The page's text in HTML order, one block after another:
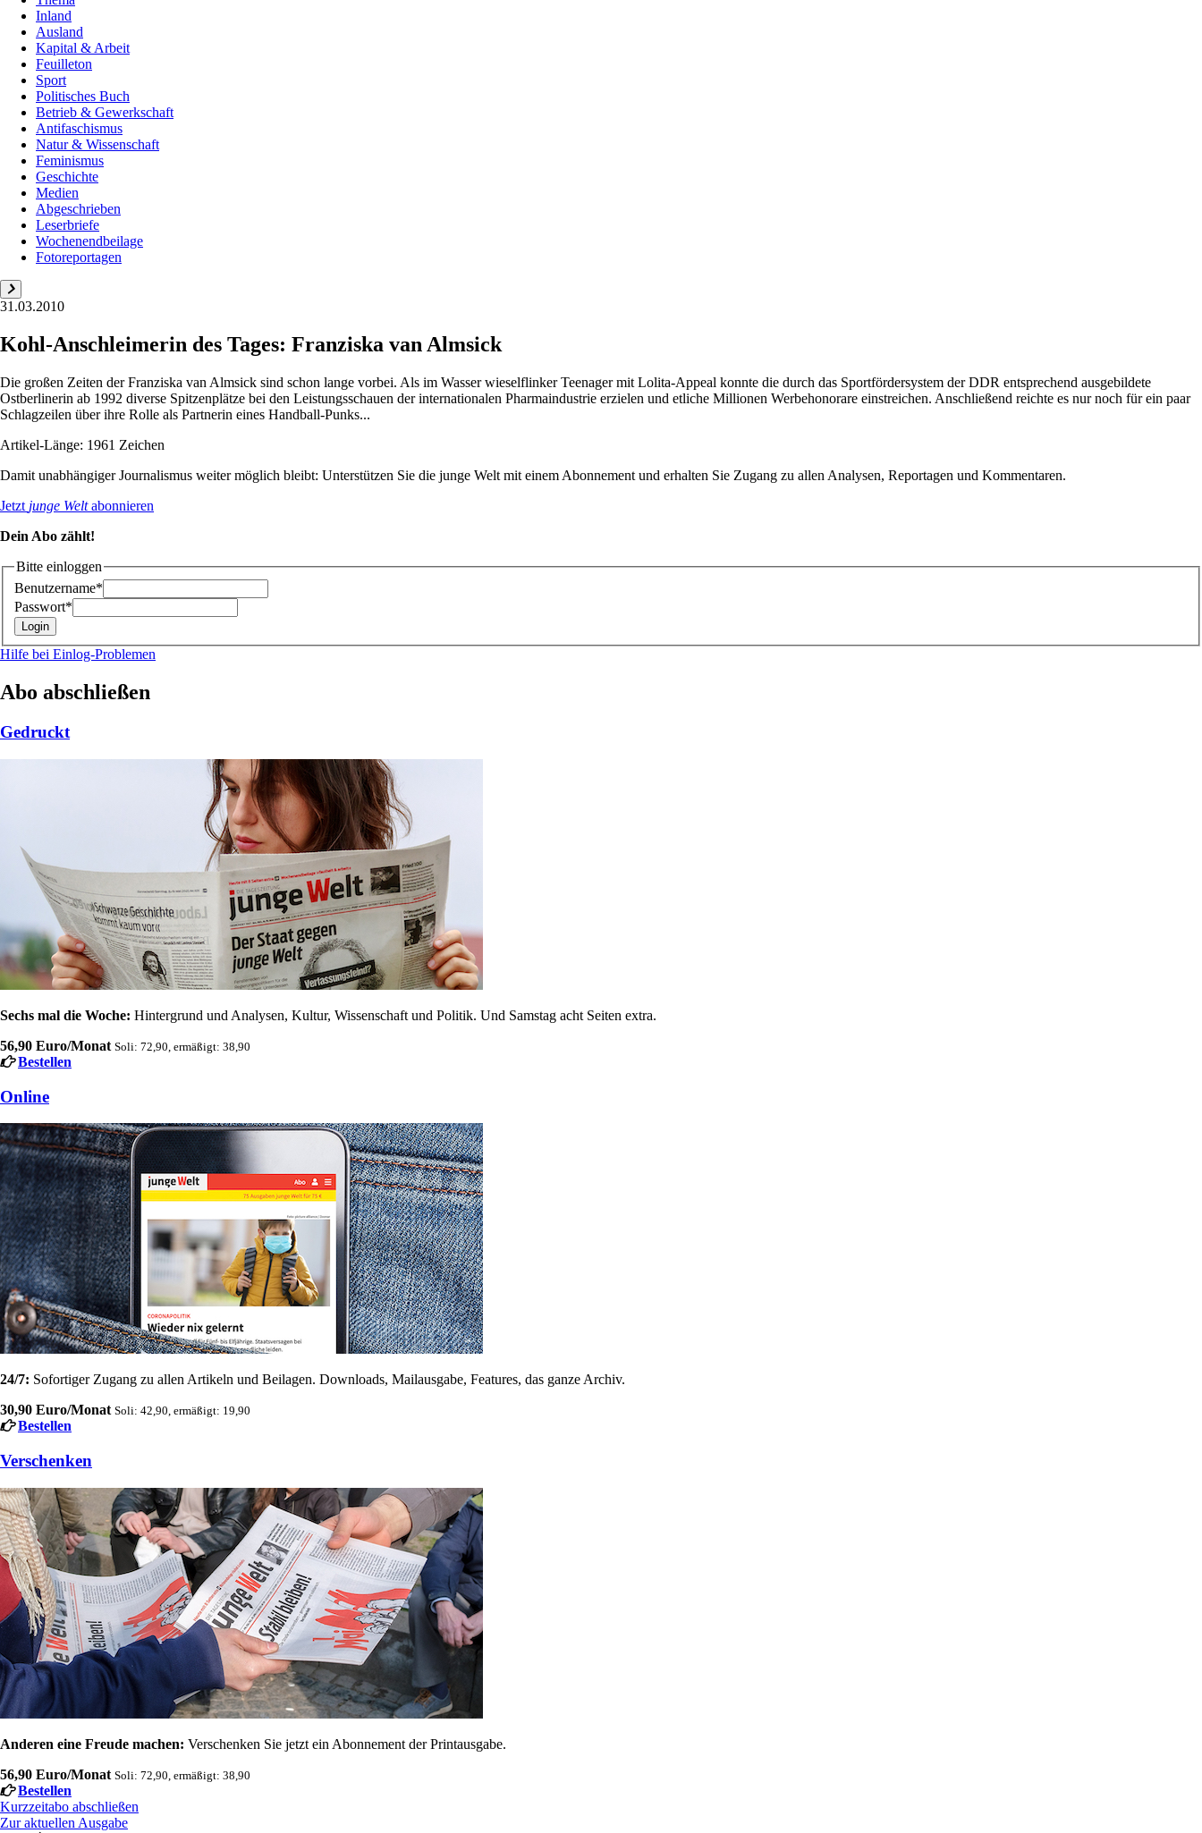
Inland
Ausland
Kapital & Arbeit
Feuilleton
Sport
Politisches Buch
Betrieb & Gewerkschaft
Antifaschismus
Natur & Wissenschaft
Feminismus
Geschichte
Medien
Abgeschrieben
Leserbriefe
Wochenendbeilage
Fotoreportagen
31.03.2010
Kohl-Anschleimerin des Tages: Franziska van Almsick
Die großen Zeiten der Franziska van Almsick sind schon lange vorbei. Als im Wasser wieselflinker Teenager mit Lolita-Appeal konnte die durch das Sportfördersystem der DDR entsprechend ausgebildete
Ostberlinerin ab 1992 diverse Spitzenplätze bei den Leistungsschauen der internationalen Pharmaindustrie erzielen und etliche Millionen Werbehonorare einstreichen. Anschließend reichte es nur noch für ein paar
Schlagzeilen über ihre Rolle als Partnerin eines Handball-Punks...
Artikel-Länge: 1961 Zeichen
Damit unabhängiger Journalismus weiter möglich bleibt: Unterstützen Sie die junge Welt mit einem Abonnement und erhalten Sie Zugang zu allen Analysen, Reportagen und Kommentaren.
Jetzt junge Weltabonnieren
Dein Abo zählt!
Bitte einloggen
Benutzername*
Passwort*
Hilfe bei Einlog-Problemen
Abo abschließen
Gedruckt
Sechs mal die Woche: Hintergrund und Analysen, Kultur, Wissenschaft und Politik. Und Samstag acht Seiten extra.
56,90 Euro/Monat Soli: 72,90, ermäßigt: 38,90
Bestellen
Online
24/7: Sofortiger Zugang zu allen Artikeln und Beilagen. Downloads, Mailausgabe, Features, das ganze Archiv.
30,90 Euro/Monat Soli: 42,90, ermäßigt: 19,90
Bestellen
Verschenken
Anderen eine Freude machen: Verschenken Sie jetzt ein Abonnement der Printausgabe.
56,90 Euro/Monat Soli: 72,90, ermäßigt: 38,90
Bestellen
Kurzzeitabo abschließen
Zur aktuellen Ausgabe